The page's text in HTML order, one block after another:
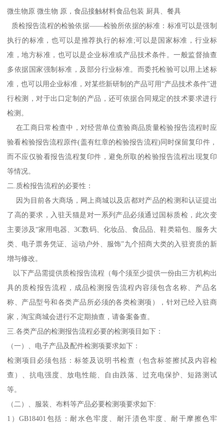
微生物原 微生物 原，食品接触材料食品包装 厨具、餐具
质检报告流程的检验依据——检验所依据的标准：标准可以是强制
执行的标准，也可以是推荐执行的标准;可以是国家标准，行业标
准，地方标准，也可以是企业标准或产品技术条件。一般监督抽查
多依据国家强制标准，及部分行业标准。而委托检验可以用上述标
准，也可以用企业标准，对某些新研制的产品可用“产品技术条件”进
行检测，对于出口定制的产品，还可依据合同规定的技术要求进行
检测。
在工商日常检查中，对经营单位查验商品质量检验报告流程时应
验看检验报告流程原件(盖有红章的检验报告流程)同时保留复印件，
而不应仅验看报告流程复印件，避免所取的检验报告流程出现复印
等情况。
二.质检报告流程的必要性：
因为目前各大商场，网上商城以及店都对产品的检测和认证提出
了高的要求，入驻天猫是对一系列产品必须通过国标质检，此次变
主要涉及“家用电器、3C数码、化妆品、食品品、鞋类箱包、服务大
类、电子票务凭证、运动户外、服饰”九个招商大类的入驻资质的新
增与修改。
以下产品需提供质检报告流程（每个须至少提供一份由三方机构出
具的质检报告流程，成品检测报告流程内容须包含名称、产品名
称、产品型号和各类产品所必须的各类检测项），针对已经入驻商
家，淘宝商城会进行不定期抽查，请备案备查。
三.各类产品的检测报告流程必要的检测项目如下：
（一）、电子产品及配件检测项要求如下：
检测项目必须包括：标签及说明书检查（包含标签擦拭及内容检
查）、抗电强度、放电性能、自由跌落、过充电保护、短路测试
等。
（二）、服装、布料等产品必要检测项要求如下:
1）GB18401包括：耐水色牢度、耐汗渍色牢度、耐干摩擦色牢